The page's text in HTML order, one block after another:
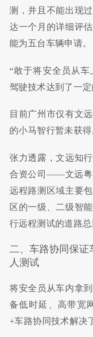
测，并且不能出现
达一个月的详细评
能为五台车辆申请。
“敢于将安全员从
驾驶技术达到了一定
目前广州市仅有文
的小马智行暂未获得
张力透露，文远知
合资公司——文远粤
远程路测区域主要
区的一级、二级智
行远程测试的道路总
二、车路协同保证
人测试
将安全员从车内拿
备低时延、高带宽
+车路协同技术解决